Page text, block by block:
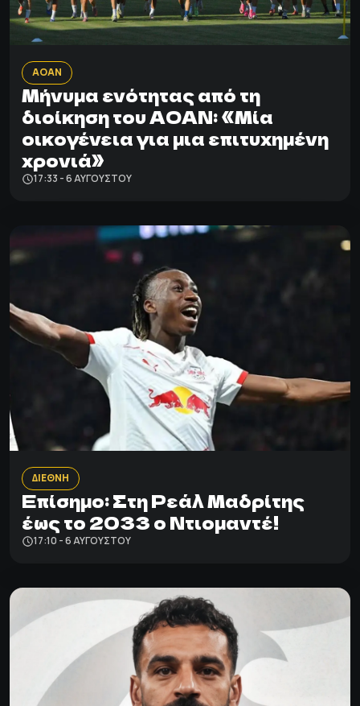
ΑΟΑΝ
Μήνυμα ενότητας από τη
διοίκηση του ΑΟΑΝ: «Μία
οικογένεια για μια επιτυχημένη
χρονιά»
17:33 - 6 ΑΥΓΟΎΣΤΟΥ
ΔΙΕΘΝΗ
Επίσημο: Στη Ρεάλ Μαδρίτης
έως το 2033 ο Ντιομαντέ!
17:10 - 6 ΑΥΓΟΎΣΤΟΥ